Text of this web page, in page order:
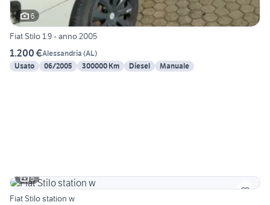
6
Fiat Stilo 1.9 - anno 2005
1.200 €Alessandria (AL)
Usato
06/2005 300000 Km Diesel Manuale
5
Fiat Stilo station w